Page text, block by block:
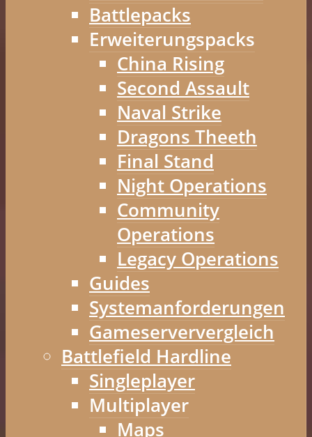
Battlepacks
Erweiterungspacks
China Rising
Second Assault
Naval Strike
Dragons Theeth
Final Stand
Night Operations
Community
Operations
Legacy Operations
Guides
Systemanforderungen
Gameserververgleich
Battlefield Hardline
Singleplayer
Multiplayer
Maps